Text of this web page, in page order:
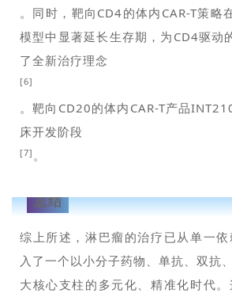
。同时，靶向CD4的体内CAR-T策略
模型中显著延长生存期，为CD4驱动
了全新治疗理念
[6]
。靶向CD20的体内CAR-T产品
床开发阶段
[7] 。
总结
综上所述，淋巴瘤的治疗已从单一
入了一个以小分子药物、单抗、双抗
大核心支柱的多元化、精准化时代